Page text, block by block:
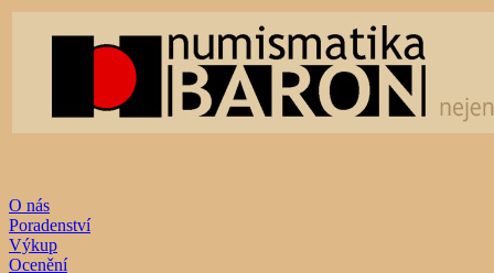
O nás
Poradenství
Výkup
Ocenění